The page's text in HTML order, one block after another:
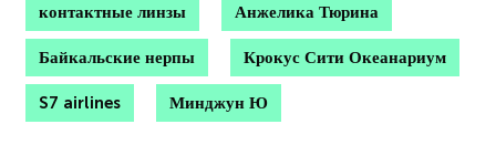
контактные линзы Анжелика Тюрина
Байкальские нерпы Крокус Сити Океанариум
S7 airlines Минджун Ю